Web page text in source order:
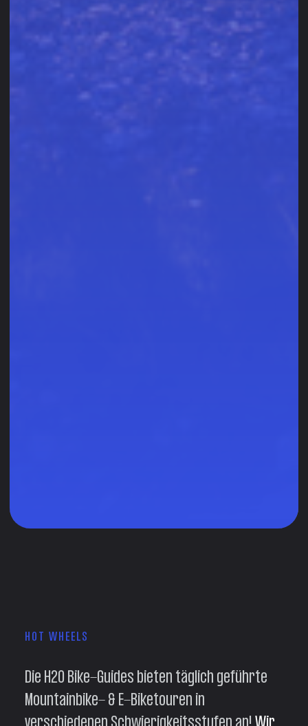
HOT WHEELS
Die H2O Bike-Guides bieten täglich geführte
Mountainbike- & E-Biketouren in